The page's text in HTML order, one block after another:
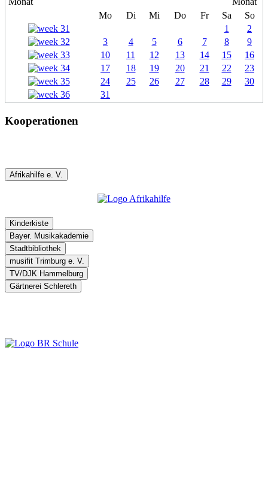
Mo Di Mi Do Fr Sa
So
1
2
3
4 5 6 7 8
9
10
11 12 13 14 15
16
17
18 19 20 21 22
23
24
25 26 27 28 29
30
31
Kooperationen
Afrikahilfe e. V.
Kinderkiste
Bayer. Musikakademie
Stadtbibliothek
musifit Trimburg e. V.
TV/DJK Hammelburg
Gärtnerei Schlereth